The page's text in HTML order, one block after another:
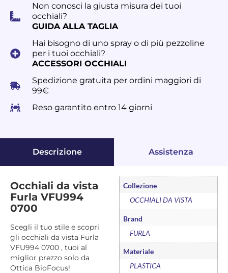
Non conosci la giusta misura dei tuoi
occhiali?
GUIDA ALLA TAGLIA
Hai bisogno di uno spray o di più pezzoline
per i tuoi occhiali?
ACCESSORI OCCHIALI
Spedizione gratuita per ordini maggiori di
99€
Reso garantito entro 14 giorni
Descrizione Assistenza
Occhiali da vista
Furla VFU994
0700
Scegli il tuo stile e scopri
gli occhiali da vista Furla
VFU994 0700 , tuoi al
miglior prezzo solo da
Ottica BioFocus!
Collezione
OCCHIALI DA VISTA
Brand
FURLA
Materiale
PLASTICA